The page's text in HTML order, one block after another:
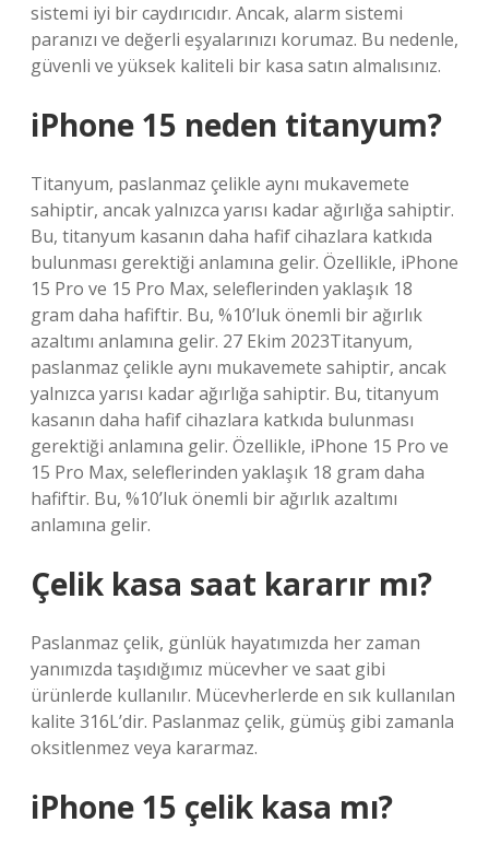
sistemi iyi bir caydırıcıdır. Ancak, alarm sistemi
paranızı ve değerli eşyalarınızı korumaz. Bu nedenle,
güvenli ve yüksek kaliteli bir kasa satın almalısınız.
iPhone 15 neden titanyum?
Titanyum, paslanmaz çelikle aynı mukavemete
sahiptir, ancak yalnızca yarısı kadar ağırlığa sahiptir.
Bu, titanyum kasanın daha hafif cihazlara katkıda
bulunması gerektiği anlamına gelir. Özellikle, ‌iPhone
15 Pro‌ ve 15 Pro Max, seleflerinden yaklaşık 18
gram daha hafiftir. Bu, %10’luk önemli bir ağırlık
azaltımı anlamına gelir. 27 Ekim 2023Titanyum,
paslanmaz çelikle aynı mukavemete sahiptir, ancak
yalnızca yarısı kadar ağırlığa sahiptir. Bu, titanyum
kasanın daha hafif cihazlara katkıda bulunması
gerektiği anlamına gelir. Özellikle, ‌iPhone 15 Pro‌ ve
15 Pro Max, seleflerinden yaklaşık 18 gram daha
hafiftir. Bu, %10’luk önemli bir ağırlık azaltımı
anlamına gelir.
Çelik kasa saat kararır mı?
Paslanmaz çelik, günlük hayatımızda her zaman
yanımızda taşıdığımız mücevher ve saat gibi
ürünlerde kullanılır. Mücevherlerde en sık kullanılan
kalite 316L’dir. Paslanmaz çelik, gümüş gibi zamanla
oksitlenmez veya kararmaz.
iPhone 15 çelik kasa mı?